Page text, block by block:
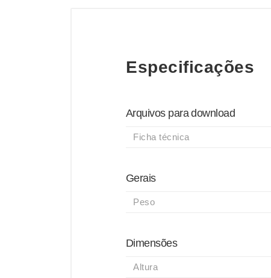
Especificações
Arquivos para download
Ficha técnica
Gerais
Peso
Dimensões
Altura